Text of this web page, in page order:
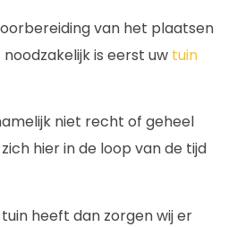
van het plaatsen
is eerst uw tuin
niet recht of geheel
hier in de loop van de tijd
heeft dan zorgen wij er